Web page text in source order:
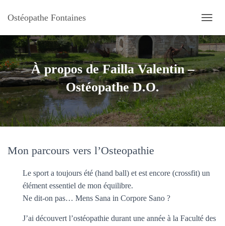
Ostéopathe Fontaines
U
V
R
I
R
/
F
E
R
M
A
A
À propos de Failla Valentin –
Ostéopathe D.O.
Mon parcours vers l’Osteopathie
Le sport a toujours été (hand ball) et est encore (crossfit) un
élément essentiel de mon équilibre.
Ne dit-on pas… Mens Sana in Corpore Sano ?
J’ai découvert l’ostéopathie durant une année à la Faculté des